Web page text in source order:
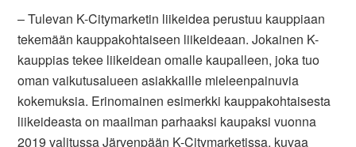
– Tulevan K-Citymarketin liikeidea perustuu kauppiaan
tekemään kauppakohtaiseen liikeideaan. Jokainen K-
kauppias tekee liikeidean omalle kaupalleen, joka tuo
oman vaikutusalueen asiakkaille mieleenpainuvia
kokemuksia. Erinomainen esimerkki kauppakohtaisesta
liikeideasta on maailman parhaaksi kaupaksi vuonna
2019 valitussa Järvenpään K-Citymarketissa, kuvaa